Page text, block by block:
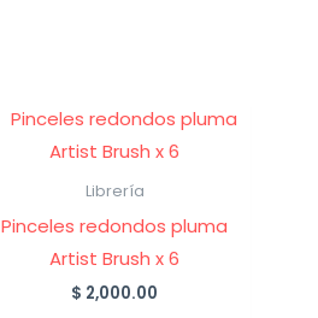
Librería
Pinceles redondos pluma
Artist Brush x 6
$ 2,000.00